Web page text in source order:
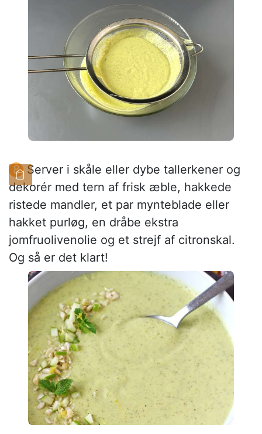
Server i skåle eller dybe tallerkener og
dekorér med tern af frisk æble, hakkede
ristede mandler, et par mynteblade eller
hakket purløg, en dråbe ekstra
jomfruolivenolie og et strejf af citronskal.
Og så er det klart!